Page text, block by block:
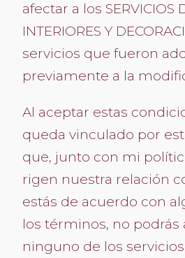
afectar a los SERVICIOS
INTERIORES Y
servicios que fueron
previamente a la
Al aceptar estas
queda vinculado por
que, junto con mi
rigen nuestra relación
estás de acuerdo con
los términos, no podrás
ninguno de los servicios